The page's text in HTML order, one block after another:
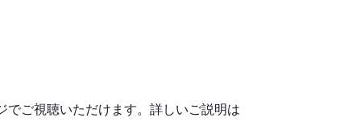
ご視聴いただけます。詳しいご説明は